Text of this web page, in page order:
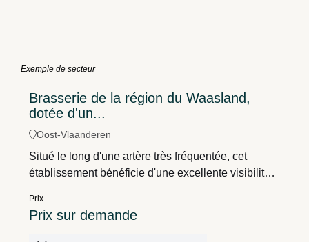
Exemple de secteur
Brasserie de la région du Waasland,
dotée d'un...
Oost-Vlaanderen
Situé le long d'une artère très fréquentée, cet
établissement bénéficie d'une excellente visibilité,
cadre moderne et prêt à l'emploi.
Prix
Prix sur demande